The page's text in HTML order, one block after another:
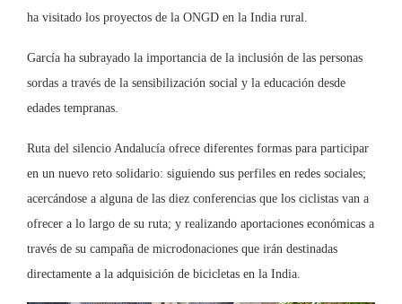
ha visitado los proyectos de la ONGD en la India rural.
García ha subrayado la importancia de la inclusión de las personas
sordas a través de la sensibilización social y la educación desde
edades tempranas.
Ruta del silencio Andalucía ofrece diferentes formas para participar
en un nuevo reto solidario: siguiendo sus perfiles en redes sociales;
acercándose a alguna de las diez conferencias que los ciclistas van a
ofrecer a lo largo de su ruta; y realizando aportaciones económicas a
través de su campaña de microdonaciones que irán destinadas
directamente a la adquisición de bicicletas en la India.